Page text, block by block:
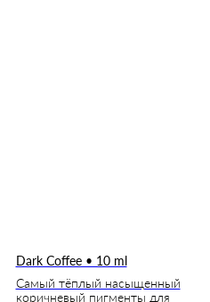
Dark Coffee • 10 ml
Самый тёплый насыщенный
коричневый пигменты для